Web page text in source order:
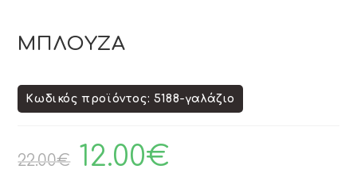
ΜΠΛΟΥΖΑ
Κωδικός προϊόντος: 5188-γαλάζιο
22.00€ 12.00€